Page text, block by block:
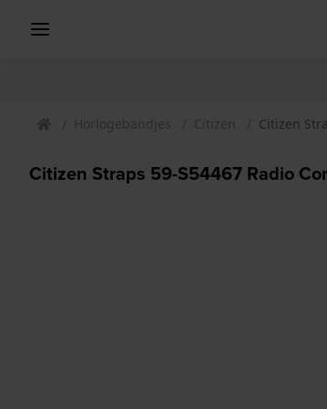
Horlogebandjes Citizen Citizen
Citizen Straps 59-S54467 Radio